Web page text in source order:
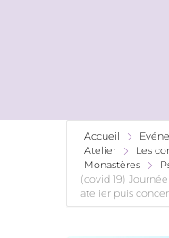
Accueil
Atelier
Les
Monastères
(covid 19)
atelier puis